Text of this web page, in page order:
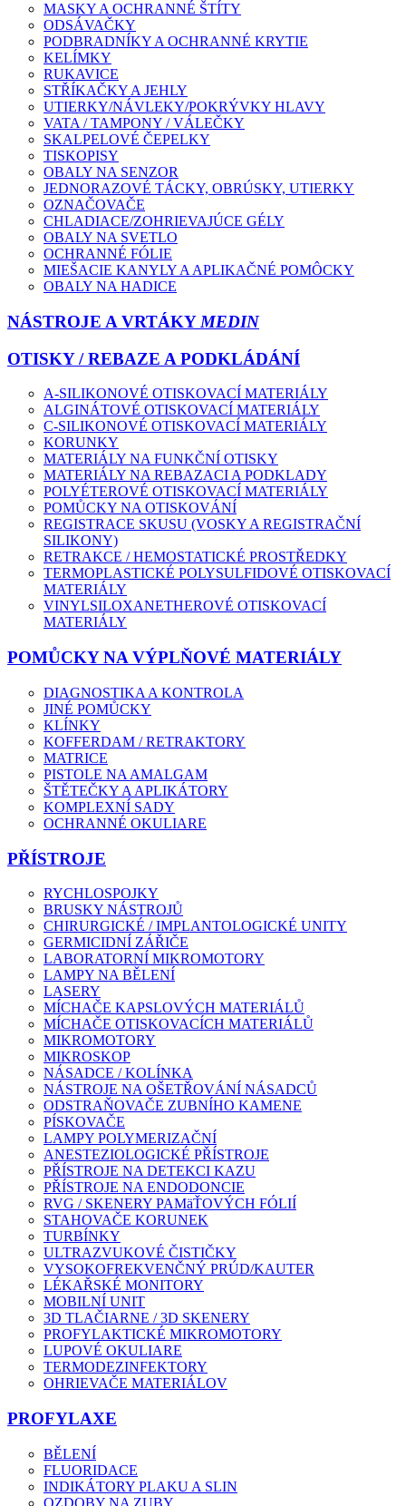
MASKY A OCHRANNÉ ŠTÍTY
ODSÁVAČKY
PODBRADNÍKY A OCHRANNÉ KRYTIE
KELÍMKY
RUKAVICE
STŘÍKAČKY A JEHLY
UTIERKY/NÁVLEKY/POKRÝVKY HLAVY
VATA / TAMPONY / VÁLEČKY
SKALPELOVÉ ČEPELKY
TISKOPISY
OBALY NA SENZOR
JEDNORAZOVÉ TÁCKY, OBRÚSKY, UTIERKY
OZNAČOVAČE
CHLADIACE/ZOHRIEVAJÚCE GÉLY
OBALY NA SVETLO
OCHRANNÉ FÓLIE
MIEŠACIE KANYLY A APLIKAČNÉ POMÔCKY
OBALY NA HADICE
NÁSTROJE A VRTÁKY MEDIN
OTISKY / REBAZE A PODKLÁDÁNÍ
A-SILIKONOVÉ OTISKOVACÍ MATERIÁLY
ALGINÁTOVÉ OTISKOVACÍ MATERIÁLY
C-SILIKONOVÉ OTISKOVACÍ MATERIÁLY
KORUNKY
MATERIÁLY NA FUNKČNÍ OTISKY
MATERIÁLY NA REBAZACI A PODKLADY
POLYÉTEROVÉ OTISKOVACÍ MATERIÁLY
POMŮCKY NA OTISKOVÁNÍ
REGISTRACE SKUSU (VOSKY A REGISTRAČNÍ
SILIKONY)
RETRAKCE / HEMOSTATICKÉ PROSTŘEDKY
TERMOPLASTICKÉ POLYSULFIDOVÉ OTISKOVACÍ
MATERIÁLY
VINYLSILOXANETHEROVÉ OTISKOVACÍ
MATERIÁLY
POMŮCKY NA VÝPLŇOVÉ MATERIÁLY
DIAGNOSTIKA A KONTROLA
JINÉ POMŮCKY
KLÍNKY
KOFFERDAM / RETRAKTORY
MATRICE
PISTOLE NA AMALGAM
ŠTĚTEČKY A APLIKÁTORY
KOMPLEXNÍ SADY
OCHRANNÉ OKULIARE
PŘÍSTROJE
RYCHLOSPOJKY
BRUSKY NÁSTROJŮ
CHIRURGICKÉ / IMPLANTOLOGICKÉ UNITY
GERMICIDNÍ ZÁŘIČE
LABORATORNÍ MIKROMOTORY
LAMPY NA BĚLENÍ
LASERY
MÍCHAČE KAPSLOVÝCH MATERIÁLŮ
MÍCHAČE OTISKOVACÍCH MATERIÁLŮ
MIKROMOTORY
MIKROSKOP
NÁSADCE / KOLÍNKA
NÁSTROJE NA OŠETŘOVÁNÍ NÁSADCŮ
ODSTRAŇOVAČE ZUBNÍHO KAMENE
PÍSKOVAČE
LAMPY POLYMERIZAČNÍ
ANESTEZIOLOGICKÉ PŘÍSTROJE
PŘÍSTROJE NA DETEKCI KAZU
PŘÍSTROJE NA ENDODONCIE
RVG / SKENERY PAMäŤOVÝCH FÓLIÍ
STAHOVAČE KORUNEK
TURBÍNKY
ULTRAZVUKOVÉ ČISTIČKY
VYSOKOFREKVENČNÝ PRÚD/KAUTER
LÉKAŘSKÉ MONITORY
MOBILNÍ UNIT
3D TLAČIARNE / 3D SKENERY
PROFYLAKTICKÉ MIKROMOTORY
LUPOVÉ OKULIARE
TERMODEZINFEKTORY
OHRIEVAČE MATERIÁLOV
PROFYLAXE
BĚLENÍ
FLUORIDACE
INDIKÁTORY PLAKU A SLIN
OZDOBY NA ZUBY